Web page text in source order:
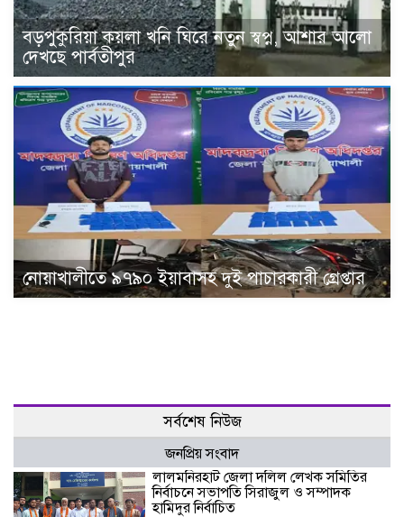
বড়পুকুরিয়া কয়লা খনি ঘিরে নতুন স্বপ্ন, আশার আলো
দেখছে পার্বতীপুর
নোয়াখালীতে ৯৭৯০ ইয়াবাসহ দুই পাচারকারী গ্রেপ্তার
সর্বশেষ নিউজ
জনপ্রিয় সংবাদ
‎লালমনিরহাট জেলা দলিল লেখক সমিতির
নির্বাচনে সভাপতি সিরাজুল ও সম্পাদক
হামিদুর নির্বাচিত